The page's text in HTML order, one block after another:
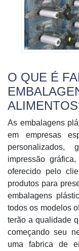
O QUE É
As embalagens
em empresas
impressão
oferecido pelo
produtos para
embalagens
todos os modelos
terão a qualidade
começando seu
uma fabrica de